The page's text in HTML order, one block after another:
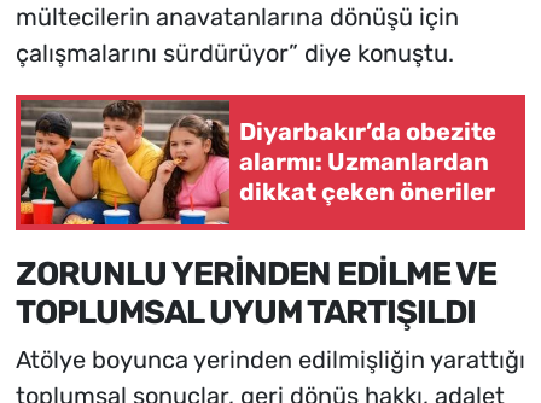
mültecilerin anavatanlarına dönüşü için
çalışmalarını sürdürüyor” diye konuştu.
Diyarbakır’da obezite
alarmı: Uzmanlardan
dikkat çeken öneriler
ZORUNLU YERİNDEN EDİLME VE
TOPLUMSAL UYUM TARTIŞILDI
Atölye boyunca yerinden edilmişliğin yarattığı
toplumsal sonuçlar, geri dönüş hakkı, adalet